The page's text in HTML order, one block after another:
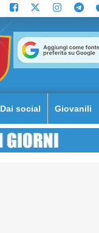
Dai social Giovanili